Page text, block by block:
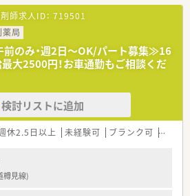
師求人ID： 719501
局
前のみ・週2日～OK/パート募集≫16
大2500円！お車通勤もご相談くだ
検討リストに追加
休2.5日以上 未経験可 ブランク可 残業
樽見線)